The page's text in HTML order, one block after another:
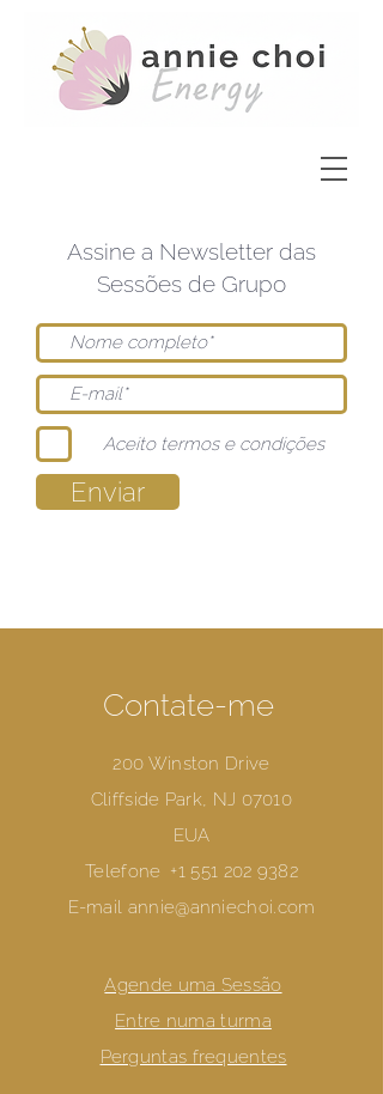
Assine a Newsletter das
Sessões de Grupo
Aceito termos e condições
Enviar
Contate-me
200 Winston Drive
Cliffside Park, NJ 07010
EUA
Telefone +1 551 202 9382
E-mail annie@anniechoi.com
Agende uma Sessão
Entre numa turma
Perguntas frequentes